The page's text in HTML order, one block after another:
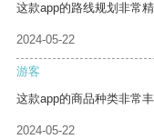
这款app的路线规划非常
2024-05-22
游客
这款app的商品种类非常
2024-05-22